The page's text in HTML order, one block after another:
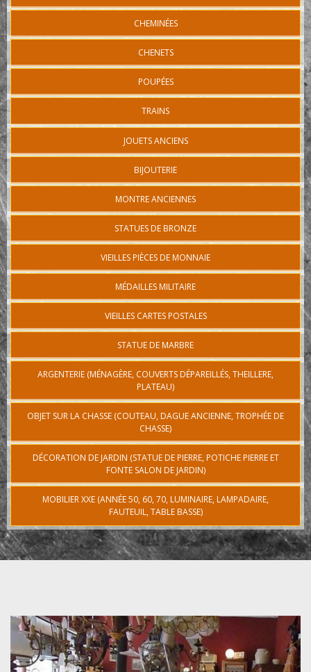
CHEMINÉES
CHENETS
POUPÉES
TRAINS
JOUETS ANCIENS
BIJOUTERIE
MONTRE ANCIENNES
STATUES DE BRONZE
VIEILLES PIÈCES DE MONNAIE
MÉDAILLES MILITAIRE
VIEILLES CARTES POSTALES
STATUE DE MARBRE
ARGENTERIE (MÉNAGÈRE, COUVERTS DÉPAREILLÉS, THEILLERE,
PLATEAU)
OBJET SUR LA CHASSE (COUTEAU, DAGUE ANCIENNE, TROPHÉE DE
CHASSE)
DÉCORATION DE JARDIN (STATUE DE PIERRE, POTICHE PIERRE ET
FONTE SALON DE JARDIN)
MOBILIER XXE (ANNÉE 50, 60, 70, LUMINAIRE, LAMPADAIRE,
FAUTEUIL, TABLE BASSE)